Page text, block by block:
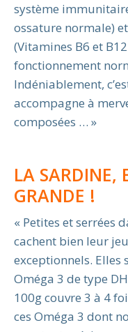
système
ossature normale)
(Vitamines B6 et
fonctionnement
Indéniablement,
accompagne à
composées … »
LA SARDINE,
GRANDE !
« Petites et serrées
cachent bien leur
exceptionnels. Elles
Oméga 3 de type
100g couvre 3 à 4
ces Oméga 3 dont